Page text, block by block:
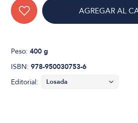
AGREGAR AL
Peso:400 g
ISBN:978-950030753-6
Editorial: